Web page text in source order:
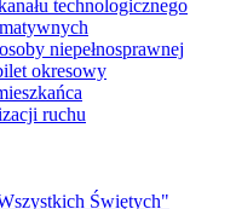
technologicznego
niepełnosprawnej
okresowy
ruchu
Świętych"